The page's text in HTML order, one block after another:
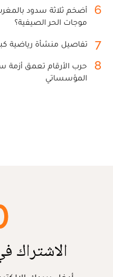
6
أضخم ثلاثة سدود
موجات الحر الصيفية؟
7 تفاصيل منشأة رياضية
8
حرب الأرقام تعمق أزمة
المؤسساتي
الاشتراك